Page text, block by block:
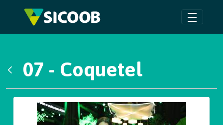
Pular para o Conteúdo principal
07 - Coquetel
Galeria de Mídias